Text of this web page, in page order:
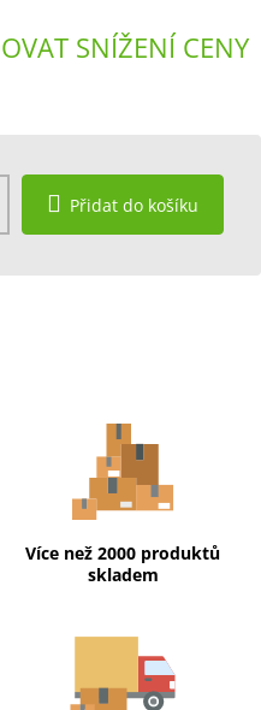
SNÍŽENÍ CENY
Přidat do košíku
Více než 2000 produktů
skladem